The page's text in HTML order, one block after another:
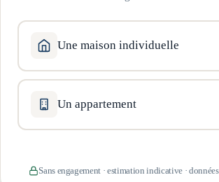
Une maison individuelle
Un appartement
Sans engagement · estimation indicative ·